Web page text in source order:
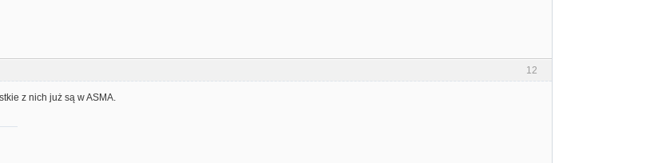
12
z nich już są w ASMA.